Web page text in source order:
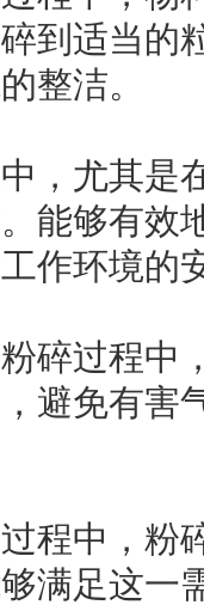
到适当的
整洁。
尤其是
能够有效
作环境的
过程中
避免有害
中，粉
满足这一